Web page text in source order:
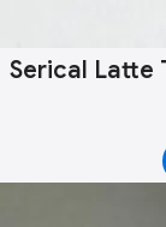
Serical Latte